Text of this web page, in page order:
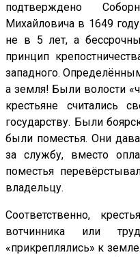
подтверждено
Михайловича в 1649
не в 5 лет, а
принцип
западного.
а земля! Были волости
крестьяне считались
государству. Были
были поместья. Они
за службу, вместо
поместья
владельцу.
Соответственно,
вотчинника или
«прикреплялись» к